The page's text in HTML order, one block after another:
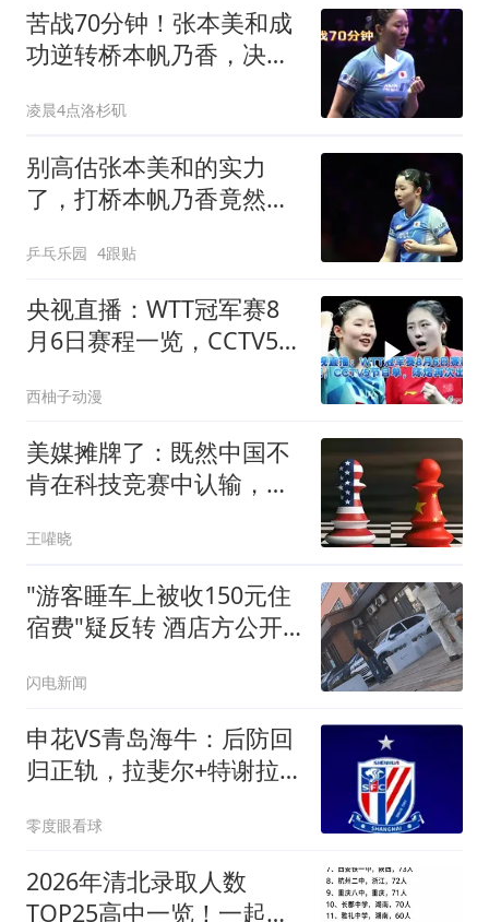
苦战70分钟！张本美和成
功逆转桥本帆乃香，决胜
凌晨4点洛杉矶
别高估张本美和的实力
了，打桥本帆乃香竟然这
乒乓乐园 4跟贴
央视直播：WTT冠军赛8
月6日赛程一览，CCTV5
西柚子动漫
美媒摊牌了：既然中国不
肯在科技竞赛中认输，那
王嚾晓
"游客睡车上被收150元住
宿费"疑反转 酒店方公开
闪电新闻
申花VS青岛海牛：后防回
归正轨，拉斐尔+特谢拉
零度眼看球
2026年清北录取人数
TOP25高中一览！一起来